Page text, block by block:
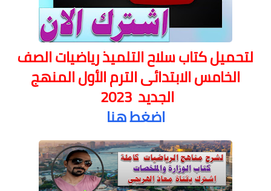
لتحميل كتاب سلاح التلميذ رياضيات الصف
الخامس الابتدائى الترم الأول المنهج
الجديد 2023
اضغط هنا